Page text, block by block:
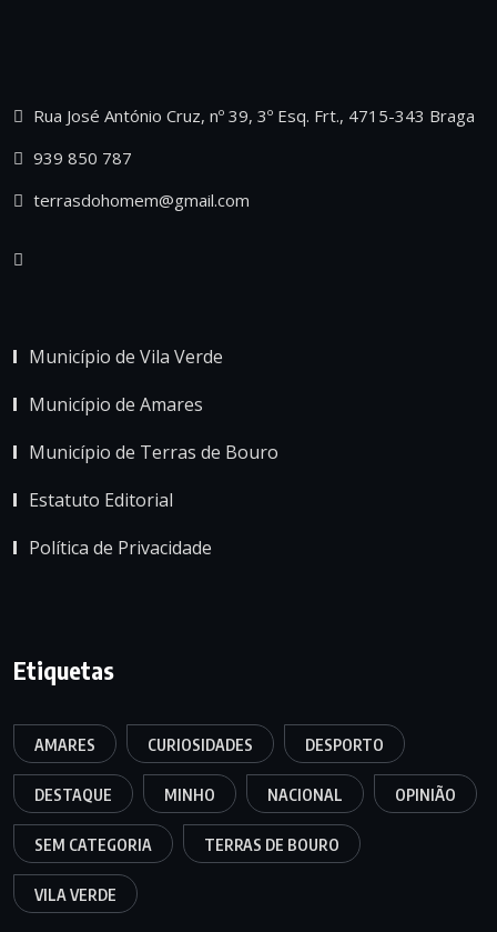
Rua José António Cruz, nº 39, 3º Esq. Frt., 4715-343 Braga
939 850 787
terrasdohomem@gmail.com
Município de Vila Verde
Município de Amares
Município de Terras de Bouro
Estatuto Editorial
Política de Privacidade
Etiquetas
AMARES CURIOSIDADES DESPORTO
DESTAQUE MINHO NACIONAL OPINIÃO
SEM CATEGORIA TERRAS DE BOURO
VILA VERDE